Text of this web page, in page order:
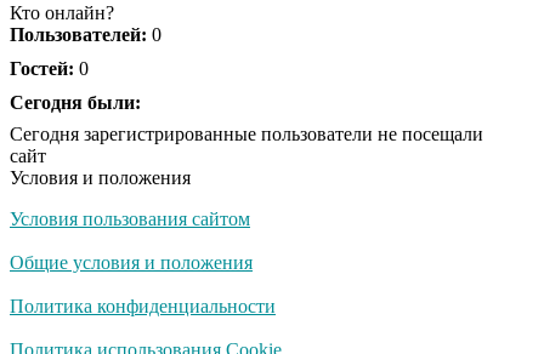
Ржу не переставая, это
не раз
Скрытая камера на
люди вытворяют, когда
Ролик длится
Кто онлайн?
Пользователей: 0
Гостей: 0
Сегодня были:
Сегодня зарегистрированные пользователи не посещали
сайт
Условия и положения
Условия пользования сайтом
Общие условия и положения
Политика конфиденциальности
Политика использования Cookie